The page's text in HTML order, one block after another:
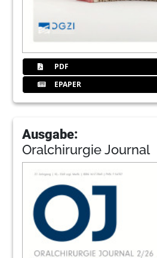
PDF
EPAPER
Ausgabe:
Oralchirurgie Journal